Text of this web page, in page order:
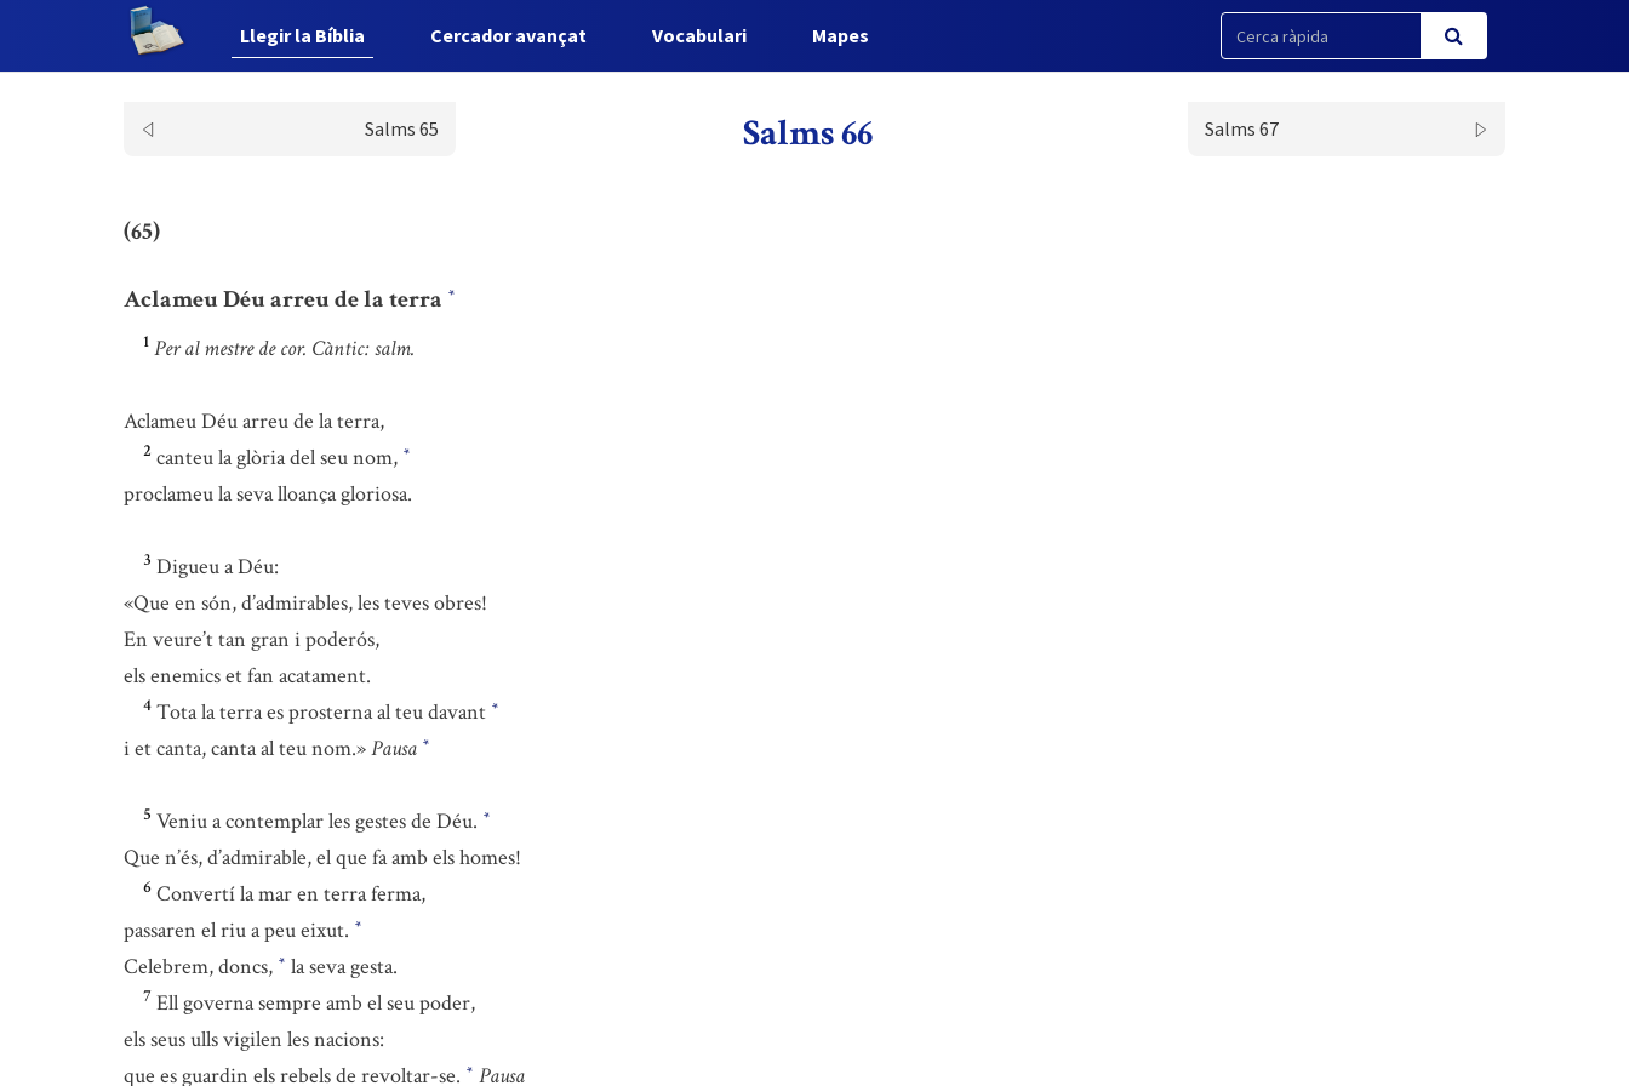
Llegir la Bíblia Cercador avançat Vocabulari Mapes
Salms 65 Salms 66 Salms 67
(65)
Aclameu Déu arreu de la terra *
1 Per al mestre de cor. Càntic: salm.
Aclameu Déu arreu de la terra,
2 canteu la glòria del seu nom, *
proclameu la seva lloança gloriosa.
3 Digueu a Déu:
«Que en són, d’admirables, les teves obres!
En veure’t tan gran i poderós,
els enemics et fan acatament.
4 Tota la terra es prosterna al teu davant *
i et canta, canta al teu nom.»Pausa *
5 Veniu a contemplar les gestes de Déu. *
Que n’és, d’admirable, el que fa amb els homes!
6 Convertí la mar en terra ferma,
passaren el riu a peu eixut. *
Celebrem, doncs, * la seva gesta.
7 Ell governa sempre amb el seu poder,
els seus ulls vigilen les nacions:
que es guardin els rebels de revoltar-se. * Pausa